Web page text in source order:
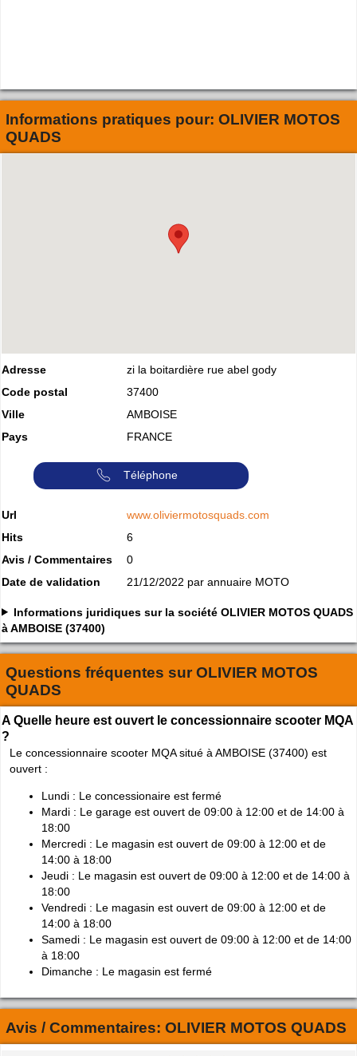
Informations pratiques pour: OLIVIER MOTOS
QUADS
Adresse
zi la boitardière rue abel gody
Code postal
37400
Ville
AMBOISE
Pays
FRANCE
Téléphone
Url
www.oliviermotosquads.com
Hits
6
Avis / Commentaires
0
Date de validation
21/12/2022 par annuaire MOTO
Informations juridiques sur la société OLIVIER MOTOS QUADS
à AMBOISE (37400)
Questions fréquentes surOLIVIER MOTOS
QUADS
A Quelle heure est ouvert le concessionnaire scooter MQA
?
Le concessionnaire scooter MQA situé à AMBOISE (37400) est
ouvert :
Lundi : Le concessionaire est fermé
Mardi : Le garage est ouvert de 09:00 à 12:00 et de 14:00 à
18:00
Mercredi : Le magasin est ouvert de 09:00 à 12:00 et de
14:00 à 18:00
Jeudi : Le magasin est ouvert de 09:00 à 12:00 et de 14:00 à
18:00
Vendredi : Le magasin est ouvert de 09:00 à 12:00 et de
14:00 à 18:00
Samedi : Le magasin est ouvert de 09:00 à 12:00 et de 14:00
à 18:00
Dimanche : Le magasin est fermé
Avis / Commentaires: OLIVIER MOTOS QUADS